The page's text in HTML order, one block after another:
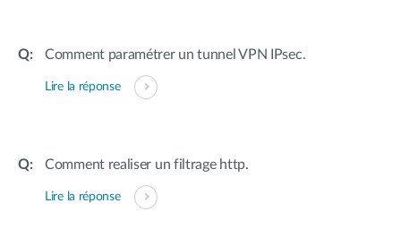
Comment paramétrer un tunnel VPN IPsec.
Lire la réponse
Comment realiser un filtrage http.
Lire la réponse